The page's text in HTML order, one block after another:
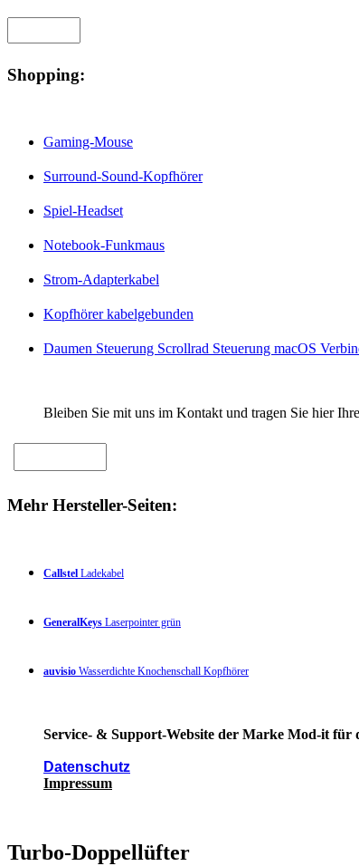
Shopping:
Gaming-Mouse
Surround-Sound-Kopfhörer
Spiel-Headset
Notebook-Funkmaus
Strom-Adapterkabel
Kopfhörer kabelgebunden
Daumen Steuerung Scrollrad Steuerung macOS
Bleiben Sie mit uns im Kontakt und tragen Sie hier
Mehr Hersteller-Seiten:
Callstel Ladekabel
GeneralKeys Laserpointer grün
auvisio Wasserdichte Knochenschall Kopfhörer
Service- & Support-Website der Marke Mod-it für
Datenschutz
Impressum
Turbo-Doppellüfter